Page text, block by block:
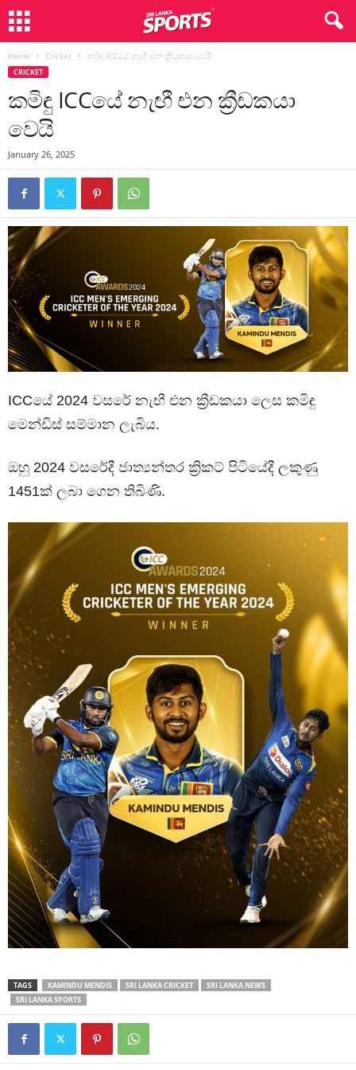
Home Cricket කමිඳු ICCයේ නැඟී එන ක්‍රීඩකයා වෙයි
CRICKET
කමිඳු ICCයේ නැඟී එන ක්‍රීඩකයා
වෙයි
January 26, 2025
ICCයේ 2024 වසරේ නැඟී එන ක්‍රීඩකයා ලෙස කමිඳු
මෙන්ඩිස් සම්මාන ලැබිය.
ඔහු 2024 වසරේදී ජාත්‍යන්තර ක්‍රිකට් පිටියේදී ලකුණු
1451ක් ලබා ගෙන තිබිණි.
TAGS KAMINDU MENDIS SRI LANKA CRICKET
SRI LANKA NEWS
SRI LANKA SPORTS